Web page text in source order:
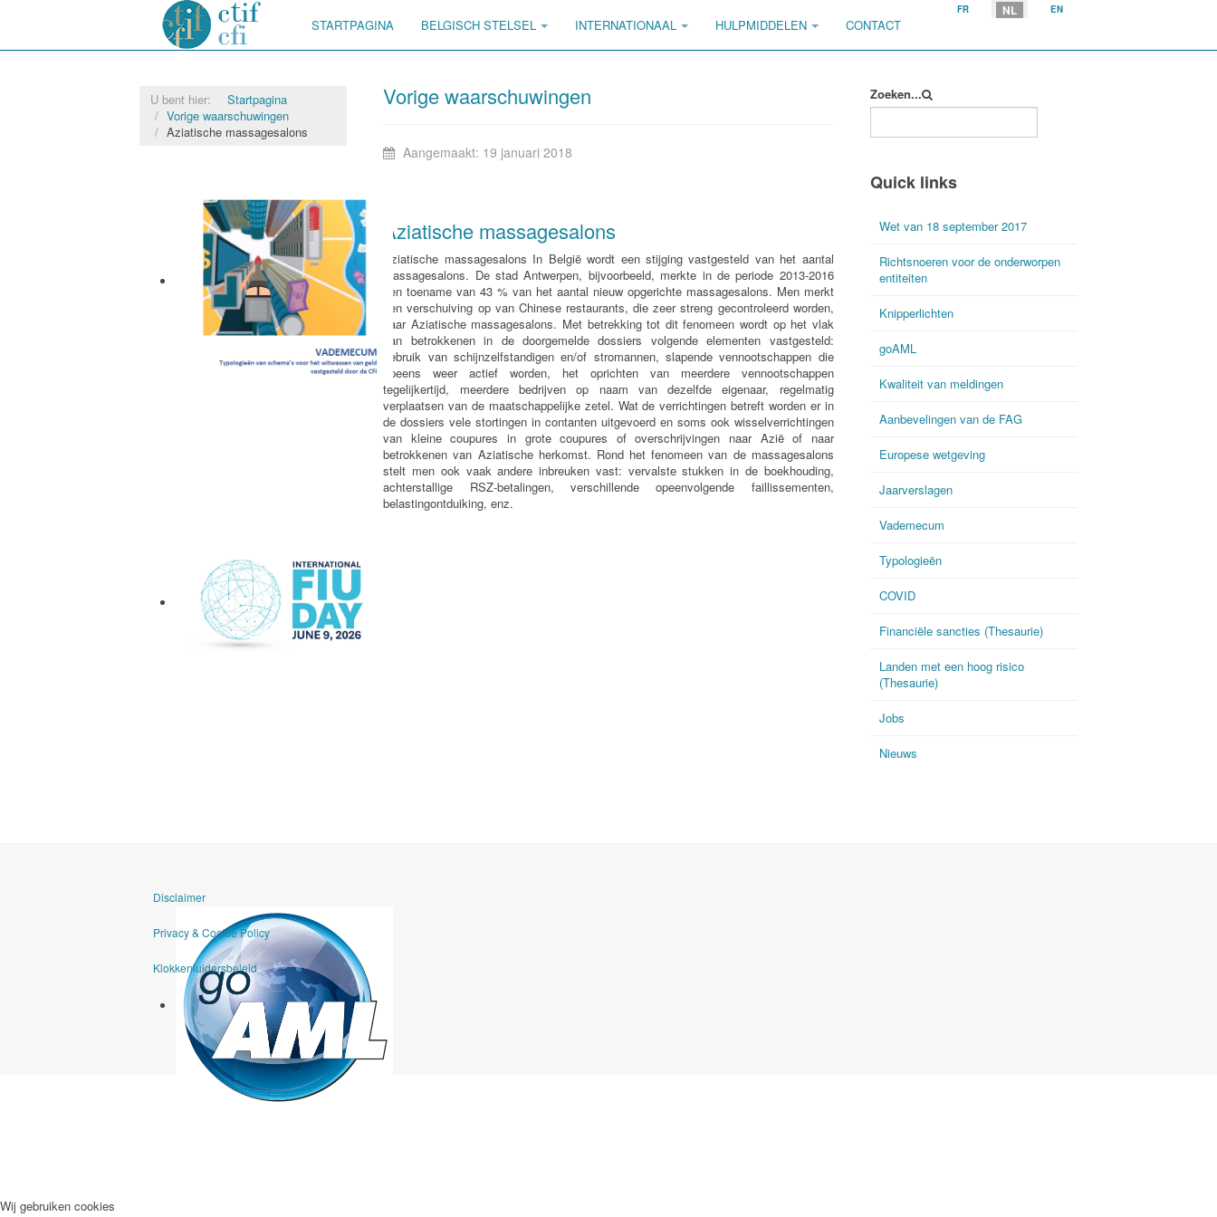
Selecteer uw taal
FR NL EN
STARTPAGINA BELGISCH STELSEL INTERNATIONAAL HULPMIDDELEN CONTACT
Vorige waarschuwingen
Aangemaakt: 19 januari 2018
Aziatische massagesalons
Aziatische massagesalons In België wordt een stijging vastgesteld van het aantal
massagesalons. De stad Antwerpen, bijvoorbeeld, merkte in de periode 2013-2016
een toename van 43 % van het aantal nieuw opgerichte massagesalons. Men merkt
een verschuiving op van Chinese restaurants, die zeer streng gecontroleerd worden,
naar Aziatische massagesalons. Met betrekking tot dit fenomeen wordt op het vlak
van betrokkenen in de doorgemelde dossiers volgende elementen vastgesteld:
gebruik van schijnzelfstandigen en/of stromannen, slapende vennootschappen die
opeens weer actief worden, het oprichten van meerdere vennootschappen
tegelijkertijd, meerdere bedrijven op naam van dezelfde eigenaar, regelmatig
verplaatsen van de maatschappelijke zetel. Wat de verrichtingen betreft worden er in
de dossiers vele stortingen in contanten uitgevoerd en soms ook wisselverrichtingen
van kleine coupures in grote coupures of overschrijvingen naar Azië of naar
betrokkenen van Aziatische herkomst. Rond het fenomeen van de massagesalons
stelt men ook vaak andere inbreuken vast: vervalste stukken in de boekhouding,
achterstallige RSZ-betalingen, verschillende opeenvolgende faillissementen,
belastingontduiking, enz.
U bent hier:
Startpagina
Vorige waarschuwingen
Aziatische massagesalons
Zoeken...
Quick links
Wet van 18 september 2017
Richtsnoeren voor de onderworpen
entiteiten
Knipperlichten
goAML
Kwaliteit van meldingen
Aanbevelingen van de FAG
Europese wetgeving
Jaarverslagen
Vademecum
Typologieën
COVID
Financiële sancties (Thesaurie)
Landen met een hoog risico
(Thesaurie)
Jobs
Nieuws
Disclaimer
Privacy & Cookie Policy
Klokkenluidersbeleid
Wij gebruiken cookies